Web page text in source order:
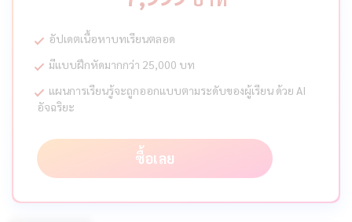
อัปเดตเนื้อหาบทเรียนตลอด
มีแบบฝึกหัดมากกว่า 25,000 บท
แผนการเรียนรู้จะถูกออกแบบตามระดับของผู้เรียน ด้วย AI
อัจฉริยะ
ซื้อเลย